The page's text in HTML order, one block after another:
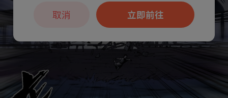
立即前往
取消